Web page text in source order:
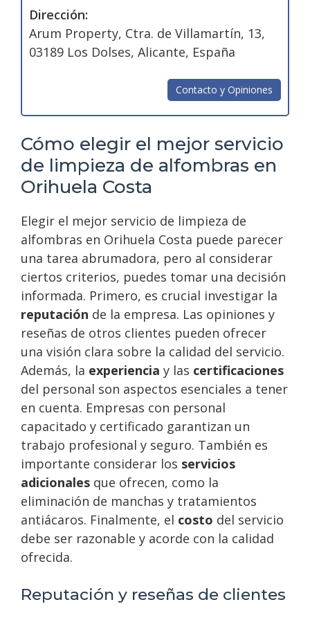
Dirección:
Arum Property, Ctra. de Villamartín, 13,
03189 Los Dolses, Alicante, España
Contacto y Opiniones
Cómo elegir el mejor servicio
de limpieza de alfombras en
Orihuela Costa
Elegir el mejor servicio de limpieza de
alfombras en Orihuela Costa puede parecer
una tarea abrumadora, pero al considerar
ciertos criterios, puedes tomar una decisión
informada. Primero, es crucial investigar la
reputación de la empresa. Las opiniones y
reseñas de otros clientes pueden ofrecer
una visión clara sobre la calidad del servicio.
Además, la experiencia y las certificaciones
del personal son aspectos esenciales a tener
en cuenta. Empresas con personal
capacitado y certificado garantizan un
trabajo profesional y seguro. También es
importante considerar los servicios
adicionales que ofrecen, como la
eliminación de manchas y tratamientos
antiácaros. Finalmente, el costo del servicio
debe ser razonable y acorde con la calidad
ofrecida.
Reputación y reseñas de clientes